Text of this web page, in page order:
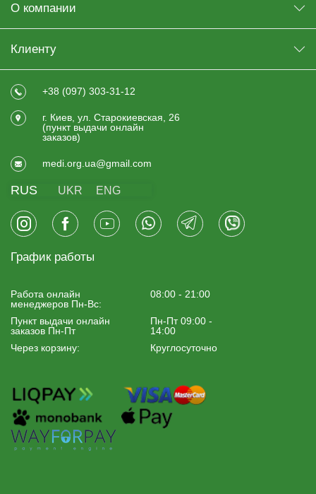
О компании
Клиенту
+38 (097) 303-31-12
г. Киев, ул. Старокиевская, 26
(пункт выдачи онлайн
заказов)
medi.org.ua@gmail.com
RUS UKR ENG
График работы
Работа онлайн
менеджеров Пн-Вс:
08:00 - 21:00
Пункт выдачи онлайн
заказов Пн-Пт
Пн-Пт 09:00 -
14:00
Через корзину:
Круглосуточно